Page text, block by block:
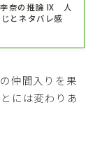
奈の推論 IX 人
とネタバレ感
仲間入りを果
には変わりあ